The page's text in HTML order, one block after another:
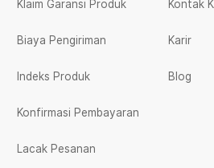
Klaim Garansi Produk
Biaya Pengiriman
Indeks Produk
Konfirmasi Pembayaran
Lacak Pesanan
Kontak
Karir
Blog